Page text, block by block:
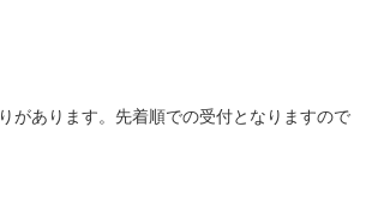
があります。先着順での受付となりますので